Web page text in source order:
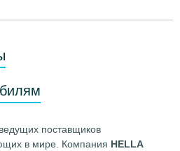
поставщиков
в мире. Компания HELLA